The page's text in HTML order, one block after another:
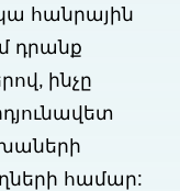
հանրային
դրանք
ինչը
համար: